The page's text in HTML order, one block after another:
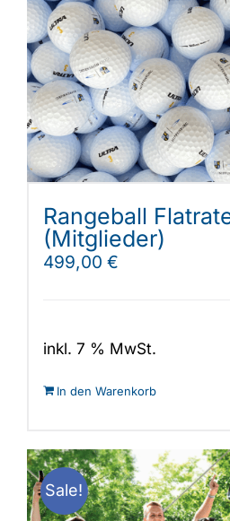
Rangeball
(Mitglieder)
499,00 €
inkl. 7 % MwSt.
In den Warenkorb
Sale!